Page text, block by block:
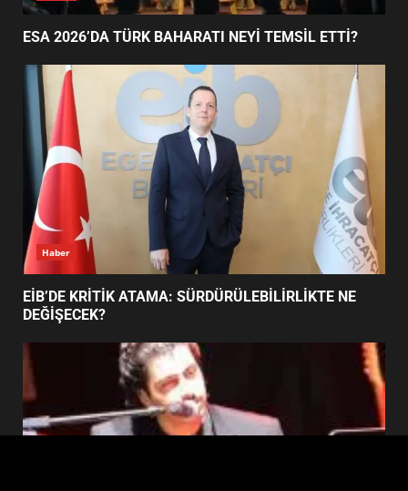
4
FİNALİNDE NE BAŞARDI?
5
BALIKESİR MÜZELERİNDE SÜRE
UZATILDI: NE DEĞİŞTİ?
BURHANİYE SATRANÇ
TURNUVASI KAYITLARI NEYİ
7
BURHANİYE BELEDİYESPOR’DA
YENİ YÖNETİM NASIL
ŞEKİLLENDİ?
ESA 2026’DA TÜRK BAHARATI NEYİ TEMSİL ETTİ?
Haber
EİB’DE KRİTİK ATAMA: SÜRDÜRÜLEBİLİRLİKTE NE
DEĞİŞECEK?